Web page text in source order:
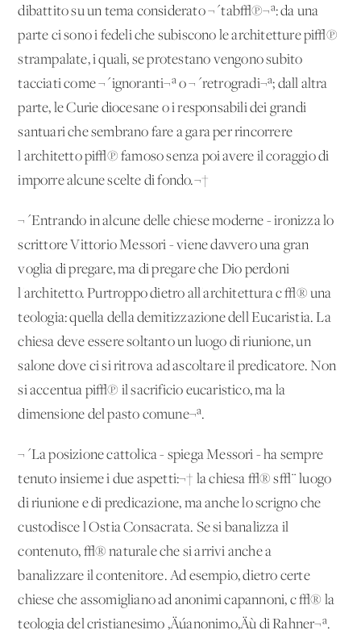
dibattito su un tema considerato ¬´tab√π¬ª: da una
parte ci sono i fedeli che subiscono le architetture pi√π
strampalate, i quali, se protestano vengono subito
tacciati come ¬´ignoranti¬ª o ¬´retrogradi¬ª; dall'altra
parte, le Curie diocesane o i responsabili dei grandi
santuari che sembrano fare a gara per rincorrere
l'architetto pi√π famoso senza poi avere il coraggio di
imporre alcune scelte di fondo.¬†
¬´Entrando in alcune delle chiese moderne - ironizza lo
scrittore Vittorio Messori - viene davvero una gran
voglia di pregare, ma di pregare che Dio perdoni
l'architetto. Purtroppo dietro all'architettura c'√® una
teologia: quella della demitizzazione dell'Eucaristia. La
chiesa deve essere soltanto un luogo di riunione, un
salone dove ci si ritrova ad ascoltare il predicatore. Non
si accentua pi√π il sacrificio eucaristico, ma la
dimensione del pasto comune¬ª.
¬´La posizione cattolica - spiega Messori - ha sempre
tenuto insieme i due aspetti:¬† la chiesa √® s√¨ luogo
di riunione e di predicazione, ma anche lo scrigno che
custodisce l'Ostia Consacrata. Se si banalizza il
contenuto, √® naturale che si arrivi anche a
banalizzare il contenitore. Ad esempio, dietro certe
chiese che assomigliano ad anonimi capannoni, c'√® la
teologia del cristianesimo ‚Äúanonimo‚Äù di Rahner¬ª.